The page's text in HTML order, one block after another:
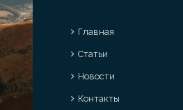
Главная
Статьи
Новости
Контакты